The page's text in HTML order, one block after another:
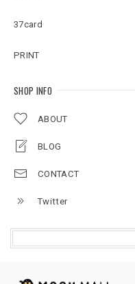
37card
PRINT
SHOP INFO
ABOUT
BLOG
CONTACT
Twitter